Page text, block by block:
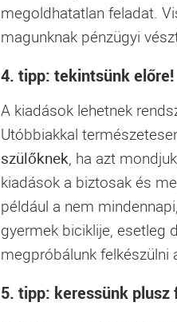
megoldhatatlan feladat.
magunknak pénzügyi
4. tipp: tekintsünk előre!
A kiadások lehetnek
Utóbbiakkal
szülőknek, ha azt
kiadások a biztosak és
például a nem
gyermek biciklije, esetleg
megpróbálunk felkészülni
5. tipp: keressünk plusz